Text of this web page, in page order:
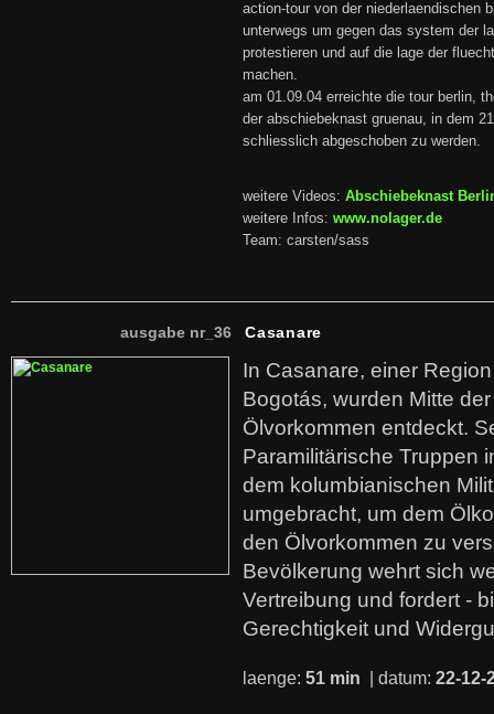
action-tour von der niederlaendischen
unterwegs um gegen das system der
protestieren und auf die lage der
machen.
am 01.09.04 erreichte die tour berlin,
der abschiebeknast gruenau, in dem
schliesslich abgeschoben zu werden.
weitere Videos: Abschiebeknast
weitere Infos: www.nolager.de
Team: carsten/sass
ausgabe nr_36 Casanare
In Casanare, einer
Bogotás, wurden Mitte
Ölvorkommen entdeckt.
Paramilitärische Truppen
dem kolumbianischen
umgebracht, um dem
den Ölvorkommen zu
Bevölkerung wehrt sich
Vertreibung und fordert -
Gerechtigkeit und
laenge: 51 min | datum: 22-12-